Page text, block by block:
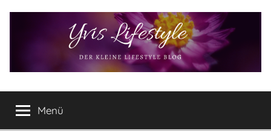
Yvis
Lifestyle
Lifestyle
Blog
Menü